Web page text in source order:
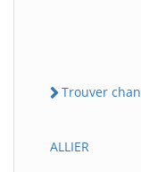
Trouver
ALLIER